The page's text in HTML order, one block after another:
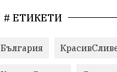
# ЕТИКЕТИ
България